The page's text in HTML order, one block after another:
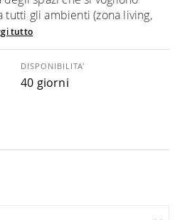
tutti gli ambienti (zona living,
tutto
DISPONIBILITA'
40 giorni